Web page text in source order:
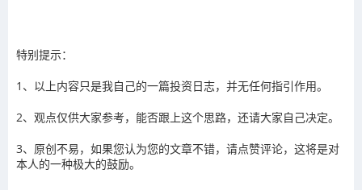
特别提示：
1、以上内容只是我自己的一篇投资日志，并无任何指引作用。
2、观点仅供大家参考，能否跟上这个思路，还请大家自己决定。
3、原创不易，如果您认为您的文章不错，请点赞评论，这将是对
本人的一种极大的鼓励。